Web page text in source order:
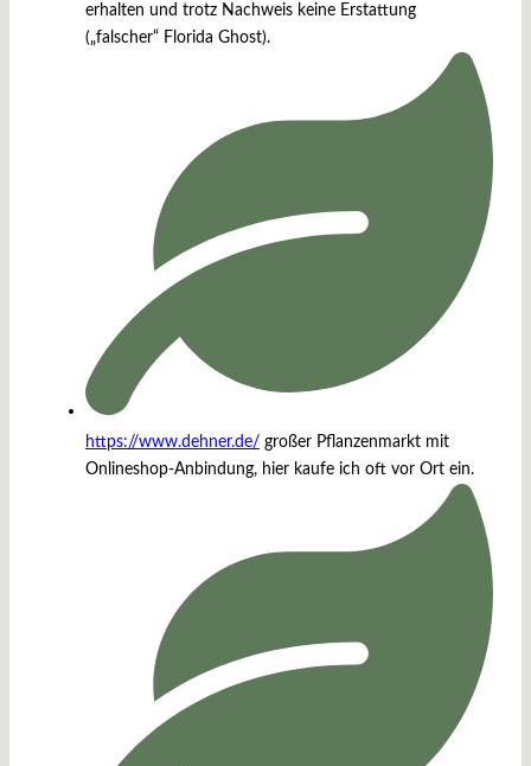
erhalten und trotz Nachweis keine Erstattung
(„falscher“ Florida Ghost).
https://www.dehner.de/ großer Pflanzenmarkt mit
Onlineshop-Anbindung, hier kaufe ich oft vor Ort ein.